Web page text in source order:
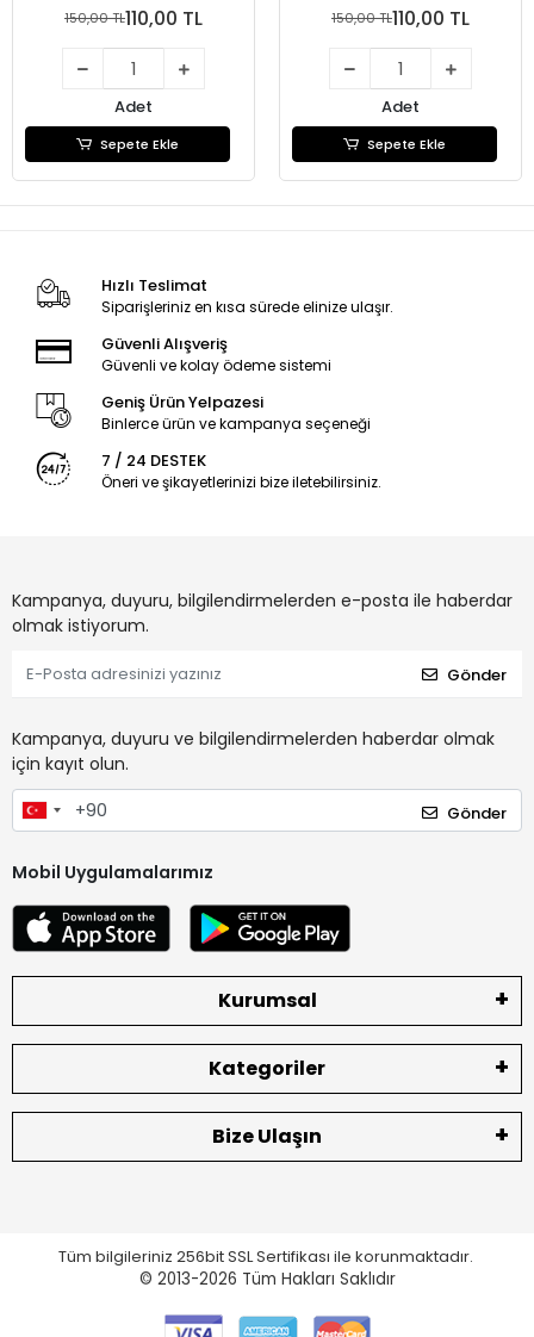
150,00 TL110,00 TL
Adet
Sepete Ekle
150,00 TL110,00 TL
Adet
Sepete Ekle
Hızlı Teslimat
Siparişleriniz en kısa sürede elinize ulaşır.
Güvenli Alışveriş
Güvenli ve kolay ödeme sistemi
Geniş Ürün Yelpazesi
Binlerce ürün ve kampanya seçeneği
7 / 24 DESTEK
Öneri ve şikayetlerinizi bize iletebilirsiniz.
Kampanya, duyuru, bilgilendirmelerden e-posta ile haberdar
olmak istiyorum.
Gönder
Kampanya, duyuru ve bilgilendirmelerden haberdar olmak
için kayıt olun.
Gönder
Mobil Uygulamalarımız
Kurumsal
Kategoriler
Bize Ulaşın
Tüm bilgileriniz 256bit SSL Sertifikası ile korunmaktadır.
© 2013-2026 Tüm Hakları Saklıdır